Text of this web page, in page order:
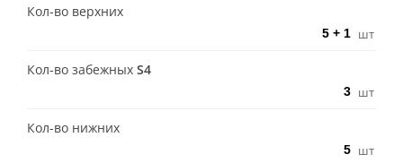
Кол-во верхних
шт
Кол-во забежных S4
шт
Кол-во нижних
шт